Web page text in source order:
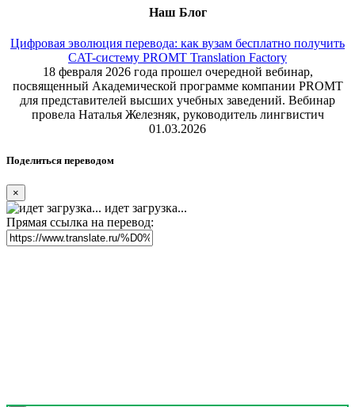
Наш Блог
Цифровая эволюция перевода: как вузам бесплатно получить
CAT-систему PROMT Translation Factory
18 февраля 2026 года прошел очередной вебинар,
посвященный Академической программе компании PROMT
для представителей высших учебных заведений. Вебинар
провела Наталья Железняк, руководитель лингвистич
01.03.2026
Поделиться переводом
×
идет загрузка...
Прямая ссылка на перевод: